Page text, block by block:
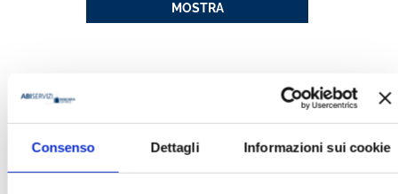
Consenso Dettagli Informazioni sui cookie
MOSTRA